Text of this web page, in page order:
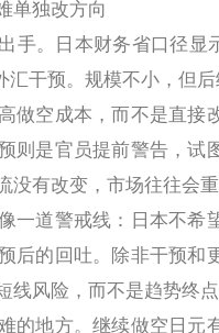
独改方向
。日本财务省口径显
汇干预。规模不小，但
空成本，而不是直接
则是官员提前警告，试
没有改变，市场往往会重
道警戒线：日本不希
后的回吐。除非干预和
线风险，而不是趋势终点
地方。继续做空日元